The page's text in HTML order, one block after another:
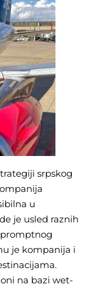
srpskog
u
je usled raznih
je kompanija i
na bazi wet-